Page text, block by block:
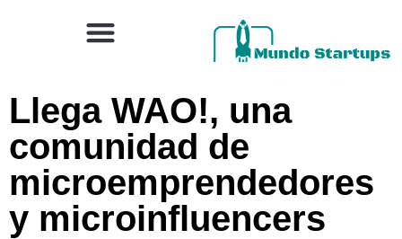
Llega WAO!, una
comunidad de
microemprendedores
y microinfluencers